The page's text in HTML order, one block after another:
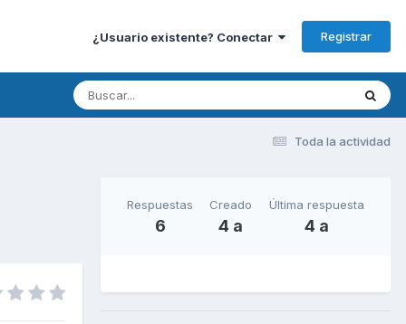
¿Usuario existente? Conectar Registrar
Toda la actividad
Respuestas
6
Creado
4 a
Última respuesta
4 a